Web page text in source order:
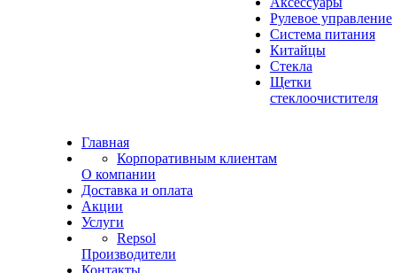
Рулевое управление
Система питания
Китайцы
Стекла
Щетки
стеклоочистителя
Главная
Корпоративным клиентам
О компании
Доставка и оплата
Акции
Услуги
Repsol
Производители
Контакты